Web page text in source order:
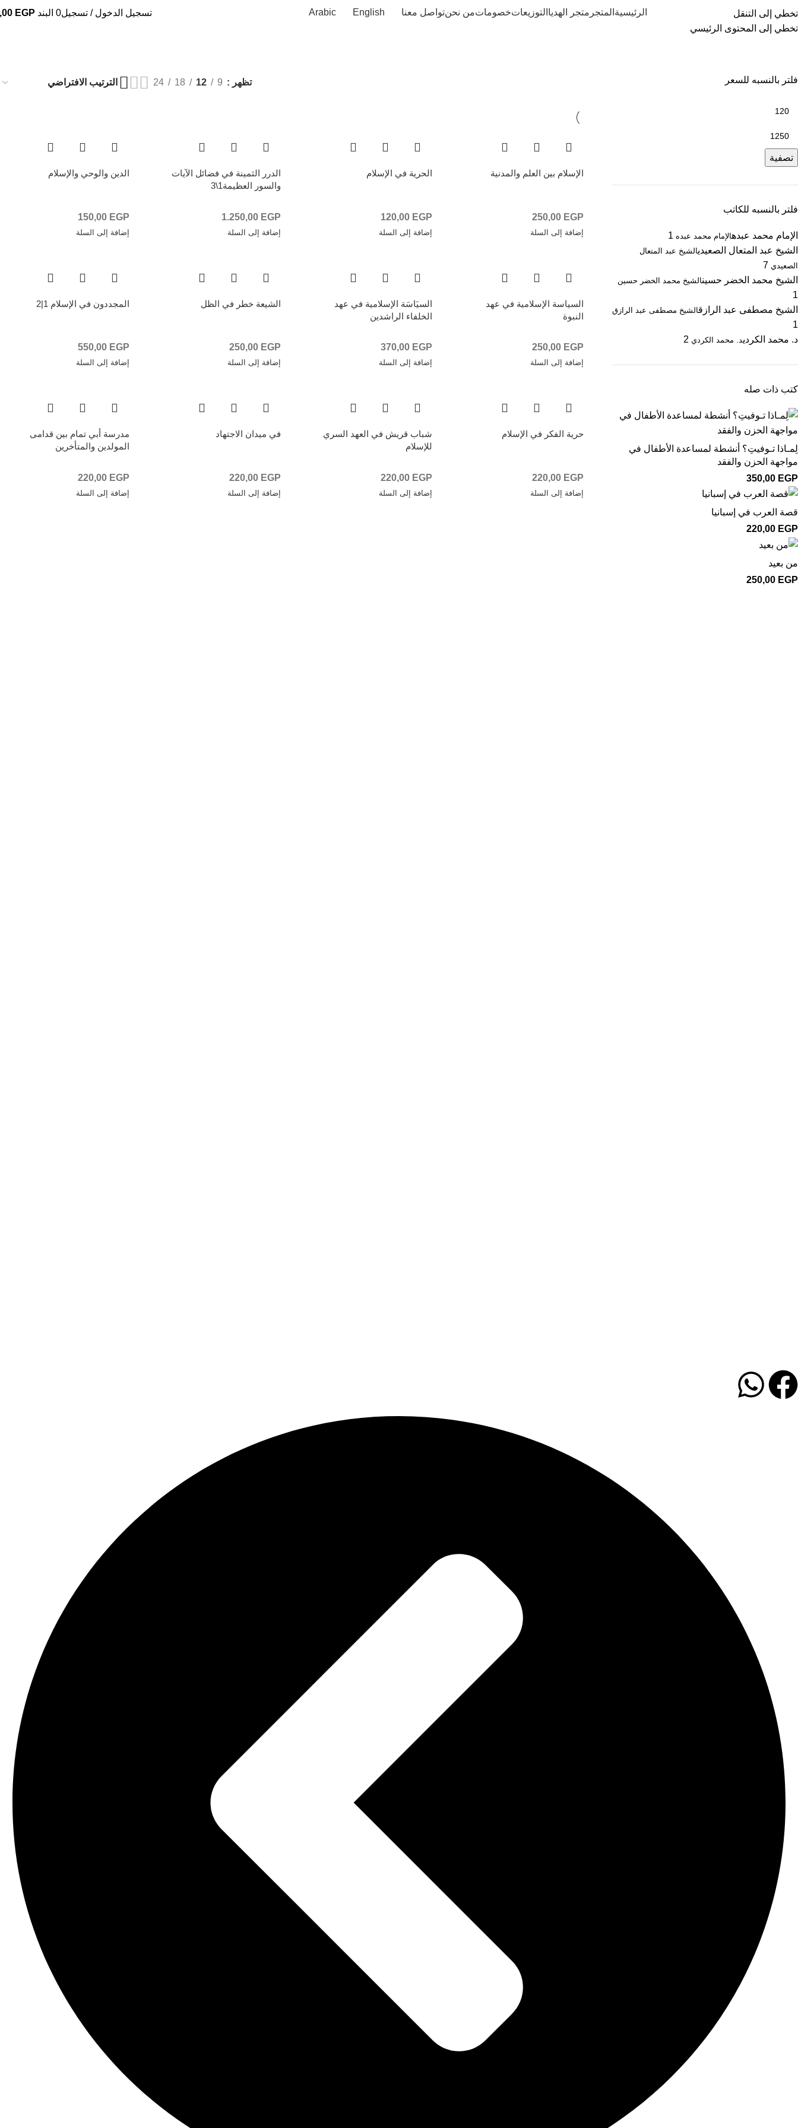
تخطي إلى التنقل
تخطي إلى المحتوى الرئيسي
الرئيسية المتجر متجر الهديا التوزيعاتخصوماتمن نحنتواصل معنا English
Arabic تسجيل الدخول / تسجيل0 البند EGP
فلتر بالنسبه للسعر
تصفية
فلتر بالنسبه للكاتب
الإمام محمد عبدهالإمام محمد عبده 1
الشيخ عبد المتعال الصعيديالشيخ عبد المتعال
الصعيدي 7
الشيخ محمد الخضر حسينالشيخ محمد الخضر حسين
1
الشيخ مصطفى عبد الرازقالشيخ مصطفى عبد الرازق
1
د. محمد الكرديد. محمد الكردي 2
كتب ذات صله
لِمـاذا تـوفيتِ؟ أنشطة لمساعدة الأطفال في
مواجهة الحزن والفقد
350,00 EGP
قصة العرب في إسبانيا
220,00 EGP
من بعيد
250,00 EGP
تظهر 9
12
18
24
الإسلام بين العلم والمدنية
250,00 EGP
إضافة إلى السلة
الحرية في الإسلام
120,00 EGP
إضافة إلى السلة
الدرر الثمينة في فضائل الآيات
والسور العظيمة1\3
1.250,00 EGP
إضافة إلى السلة
الدين والوحي والإسلام
150,00 EGP
إضافة إلى السلة
السياسة الإسلامية في عهد
النبوة
250,00 EGP
إضافة إلى السلة
السيَاسَة الإسلامية في عهد
الخلفاء الراشدين
370,00 EGP
إضافة إلى السلة
الشيعة خطر في الظل
250,00 EGP
إضافة إلى السلة
المجددون في الإسلام 1|2
550,00 EGP
إضافة إلى السلة
حرية الفكر في الإسلام
220,00 EGP
إضافة إلى السلة
شباب قريش في العهد السري
للإسلام
220,00 EGP
إضافة إلى السلة
في ميدان الاجتهاد
220,00 EGP
إضافة إلى السلة
مدرسة أبي تمام بين قدامى
المولدين والمتأخرين
220,00 EGP
إضافة إلى السلة